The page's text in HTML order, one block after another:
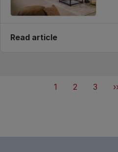
Read article
PagineringHuidige
1 Pagina
2 Pagina
3 ››